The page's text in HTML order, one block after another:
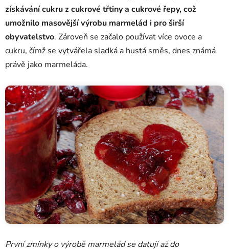
získávání cukru z cukrové třtiny a cukrové řepy, což
umožnilo masovější výrobu marmelád i pro širší
obyvatelstvo. Zároveň se začalo používat více ovoce a
cukru, čímž se vytvářela sladká a hustá směs, dnes známá
právě jako marmeláda.
První zmínky o výrobě marmelád se datují až do